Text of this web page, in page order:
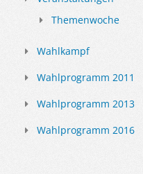
Themenwoche
Wahlkampf
Wahlprogramm 2011
Wahlprogramm 2013
Wahlprogramm 2016